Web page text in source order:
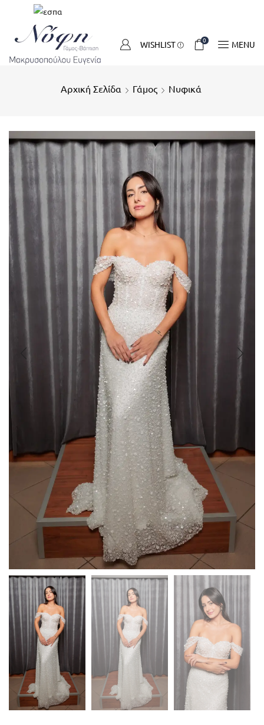
WISHLIST 0 MENU
Αρχική Σελίδα Γάμος Νυφικά